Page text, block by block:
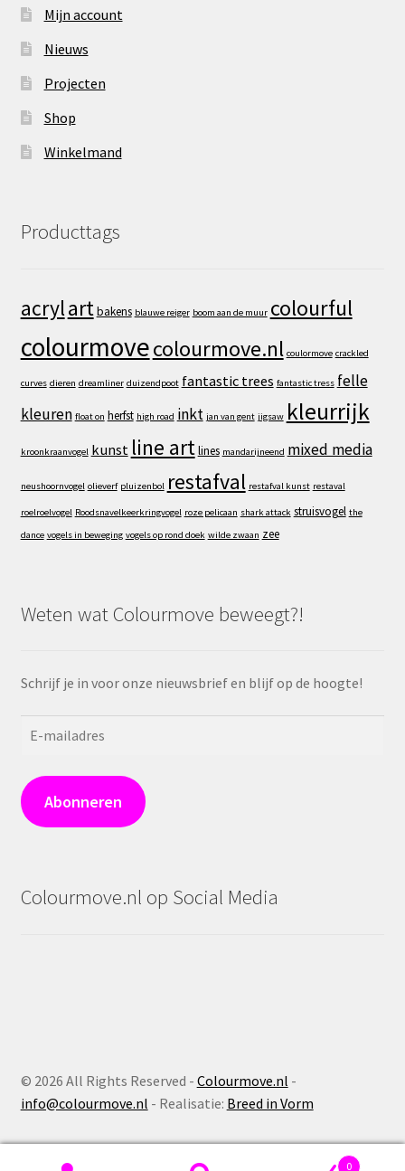
Mijn account
Nieuws
Projecten
Shop
Winkelmand
Producttags
acrylartbakens blauwe reiger boom aan de muur colourful
colourmovecolourmove.nl coulormove crackled
curves dieren dreamliner duizendpoot fantastic trees fantastic tress felle
kleuren float on herfst high road inkt jan van gent jigsaw kleurrijk
kroonkraanvogel kunst line artlines mandarijneend mixed media
neushoornvogel olieverf pluizenbol restafval restafval kunst restaval
roelroelvogel Roodsnavelkeerkringvogel roze pelicaan shark attack struisvogel the
dance vogels in beweging vogels op rond doek wilde zwaan zee
Weten wat Colourmove beweegt?!
Schrijf je in voor onze nieuwsbrief en blijf op de hoogte!
Abonneren
Colourmove.nl op Social Media
© 2026 All Rights Reserved - Colourmove.nl -
info@colourmove.nl - Realisatie: Breed in Vorm
0